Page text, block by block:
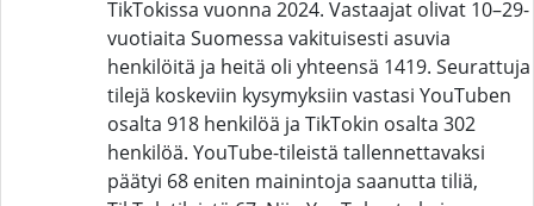
TikTokissa vuonna 2024. Vastaajat olivat 10–29-
vuotiaita Suomessa vakituisesti asuvia
henkilöitä ja heitä oli yhteensä 1419. Seurattuja
tilejä koskeviin kysymyksiin vastasi YouTuben
osalta 918 henkilöä ja TikTokin osalta 302
henkilöä. YouTube-tileistä tallennettavaksi
päätyi 68 eniten mainintoja saanutta tiliä,